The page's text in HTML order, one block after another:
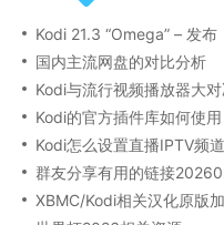
Kodi 21.3 “Omega” – 发布
国内主流网盘的对比分析
Kodi与流行视频播放器大
Kodi的官方插件库如何使用
Kodi怎么设置直播IPTV频
群友分享有用的链接
XBMC/Kodi相关汉化原版